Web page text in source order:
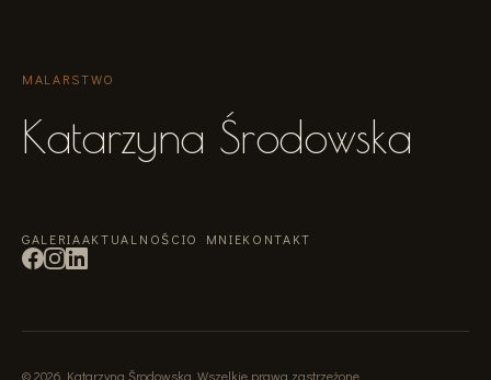
MALARSTWO
Katarzyna Środowska
GALERIAAKTUALNOŚCIO MNIEKONTAKT
©2026 Katarzyna Środowska Wszelkie prawa zastrzeżone